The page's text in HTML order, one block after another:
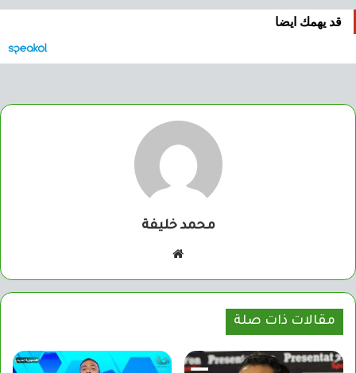
قد يهمك ايضا
محمد خليفة
مقالات ذات صلة